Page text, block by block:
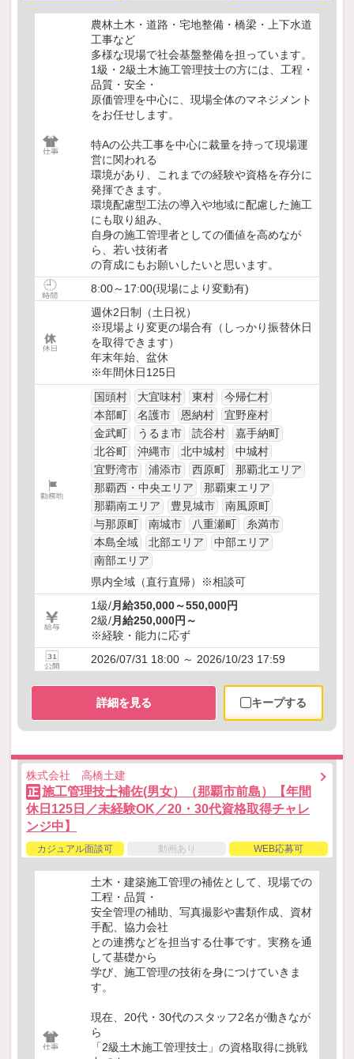
農林土木・道路・宅地整備・橋梁・上下水道
工事など
多様な現場で社会基盤整備を担っています。
1級・2級土木施工管理技士の方には、工程・
品質・安全・
原価管理を中心に、現場全体のマネジメント
をお任せします。
特Aの公共工事を中心に裁量を持って現場運
営に関われる
環境があり、これまでの経験や資格を存分に
発揮できます。
環境配慮型工法の導入や地域に配慮した施工
にも取り組み、
自身の施工管理者としての価値を高めなが
ら、若い技術者
の育成にもお願いしたいと思います。
8:00～17:00(現場により変動有)
週休2日制（土日祝）
※現場より変更の場合有（しっかり振替休日
を取得できます）
年末年始、盆休
※年間休日125日
国頭村
大宜味村 東村
今帰仁村
本部町
名護市 恩納村
宜野座村
金武町
うるま市 読谷村
嘉手納町
北谷町
沖縄市 北中城村
中城村
宜野湾市
浦添市 西原町
那覇北エリア
那覇西・中央エリア
那覇東エリア
那覇南エリア
豊見城市
南風原町
与那原町
南城市 八重瀬町
糸満市
本島全域
北部エリア
中部エリア
南部エリア
県内全域（直行直帰）※相談可
1級/月給350,000～550,000円
2級/月給250,000円～
※経験・能力に応ず
2026/07/31 18:00 ～ 2026/10/23 17:59
詳細を見る キープする
株式会社 高橋土建
正 施工管理技士補佐(男女）（那覇市前島）【年間
休日125日／未経験OK／20・30代資格取得チャレ
ンジ中】
カジュアル面談可 動画あり WEB応募可
土木・建築施工管理の補佐として、現場での
工程・品質・
安全管理の補助、写真撮影や書類作成、資材
手配、協力会社
との連携などを担当する仕事です。実務を通
して基礎から
学び、施工管理の技術を身につけていきま
す。
現在、20代・30代のスタッフ2名が働きなが
ら
「2級土木施工管理技士」の資格取得に挑戦